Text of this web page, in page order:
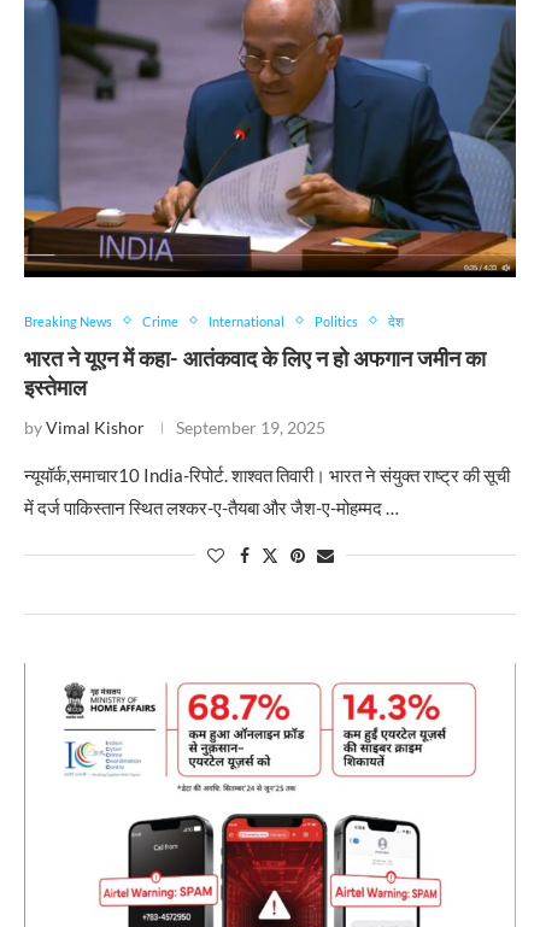
Breaking News Crime International Politics देश
भारत ने यूएन में कहा- आतंकवाद के लिए न हो अफगान जमीन का
इस्तेमाल
byVimal Kishor September 19, 2025
न्यूयॉर्क,समाचार10 India-रिपोर्ट. शाश्वत तिवारी। भारत ने संयुक्त राष्ट्र की सूची
में दर्ज पाकिस्तान स्थित लश्कर-ए-तैयबा और जैश-ए-मोहम्मद …